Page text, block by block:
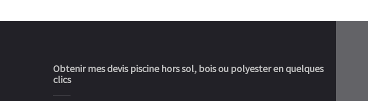
Obtenir mes devis piscine hors sol, bois ou polyester en quelques
clics